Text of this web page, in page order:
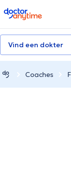
doctoranytime
Vind een dokter
Coaches